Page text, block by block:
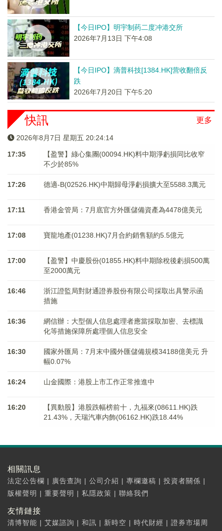
【今日IPO】明宇制药二度冲港交所
2026年7月13日 下午4:08
【今日IPO】滴普科技[1384.HK]营收翻倍反
跌
2026年7月20日 下午5:20
更多
快訊
2026年8月7日 星期五 20:24:15
17:35
【盈警】綠心集團(00094.HK)料中期淨虧損同比收窄
不少於85%
17:26 德適-B(02526.HK)中期歸母淨虧損擴大至5588.3萬元
17:11 香港金管局：7月底官方外匯儲備資產為4478億美元
17:08 寶龍地產(01238.HK)7月合約銷售額約5.5億元
17:00
【盈警】中慶股份(01855.HK)料中期除稅後虧損500萬
至2000萬元
16:46
浙江證監局對財通證券股份有限公司採取出具警示函
措施
16:36
網信辦：大型個人信息處理者應當採取加密、去標識
化等措施保障所處理個人信息安全
16:30
國家外匯局：7月末中國外匯儲備規模34188億美元 升
幅0.07%
16:24 山金國際：港股上市工作正常推進中
16:20
【異動股】港股跌幅榜前十，九福來(08611.HK)跌
21.43%，天瑞汽車内飾(06162.HK)跌18.44%
相關訊息
法定公告欄 | 廣告查詢 | 公司介紹 | 專欄邀稿 | 投資者關係 |
版權聲明 | 重要聲明 | 私隱政策 | 聯絡我們
友情鏈接
清博智能 | 艾媒諮詢 | 和訊 | 新時空 | 時代財經 | 證券市場周